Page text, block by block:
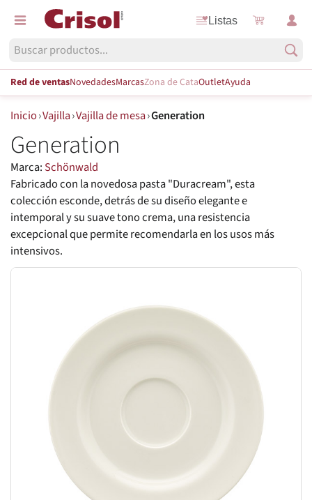
Listas
Red de ventasNovedadesMarcasZona de CataOutletAyuda
Inicio›Vajilla›Vajilla de mesa›Generation
Generation
Marca: Schönwald
Fabricado con la novedosa pasta "Duracream", esta
colección esconde, detrás de su diseño elegante e
intemporal y su suave tono crema, una resistencia
excepcional que permite recomendarla en los usos más
intensivos.